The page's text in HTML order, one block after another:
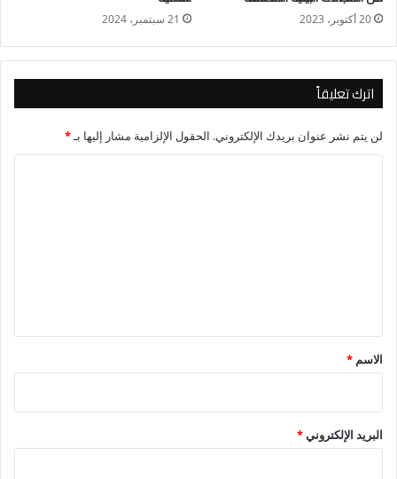
20 أكتوبر، 2023 21 سبتمبر، 2024
اترك تعليقاً
لن يتم نشر عنوان بريدك الإلكتروني. الحقول الإلزامية مشار إليها بـ*
*
الاسم *
البريد الإلكتروني*